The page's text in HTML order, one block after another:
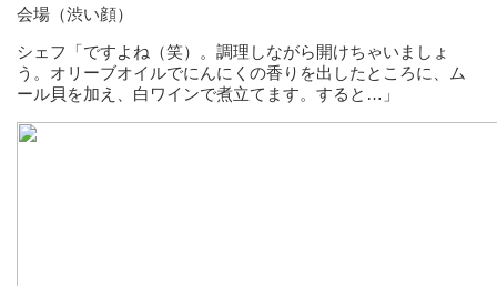
会場（渋い顔）
シェフ「ですよね（笑）。調理しながら開けちゃいましょ
う。オリーブオイルでにんにくの香りを出したところに、ム
ール貝を加え、白ワインで煮立てます。すると…」